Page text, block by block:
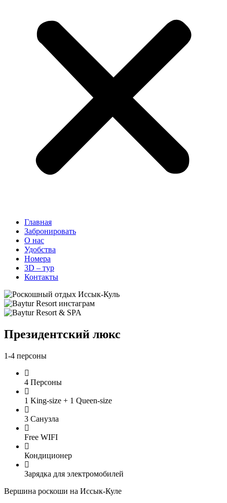
Главная
Забронировать
О нас
Удобства
Номера
3D – тур
Контакты
Президентский люкс
1-4 персоны
4 Персоны
1 King-size + 1 Queen-size
3 Санузла
Free WIFI
Кондиционер
Зарядка для электромобилей
Вершина роскоши на Иссык-Куле